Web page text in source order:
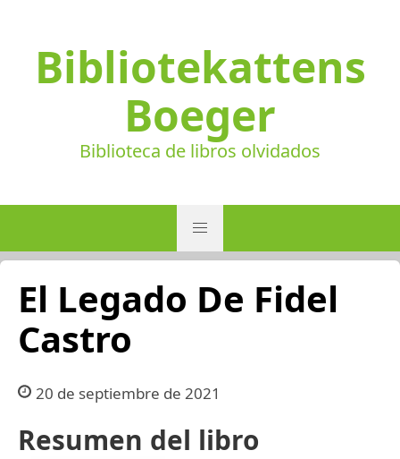
Bibliotekattens
Boeger
Biblioteca de libros olvidados
El Legado De Fidel
Castro
20 de septiembre de 2021
Resumen del libro